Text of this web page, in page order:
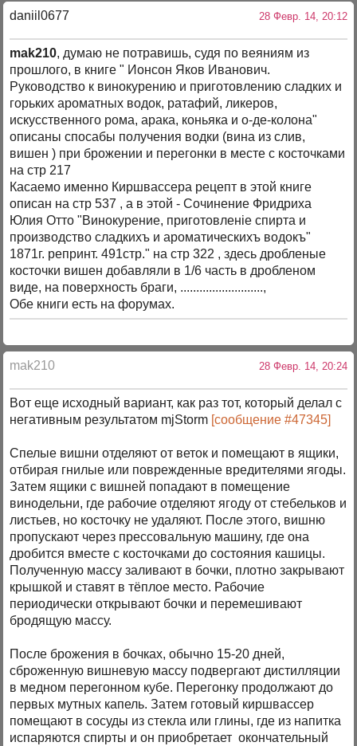
daniil0677 28 Февр. 14, 20:12
mak210, думаю не потравишь, судя по веяниям из
прошлого, в книге " Ионсон Яков Иванович.
Руководство к винокурению и приготовлению сладких и
горьких ароматных водок, ратафий, ликеров,
искусственного рома, арака, коньяка и о-де-колона"
описаны спосабы получения водки (вина из слив,
вишен ) при брожении и перегонки в месте с косточками
на стр 217
Касаемо именно Киршвассера рецепт в этой книге
описан на стр 537 , а в этой - Сочинение Фридриха
Юлия Отто "Винокурение, приготовленiе спирта и
производство сладкихъ и ароматическихъ водокъ"
1871г. репринт. 491стр." на стр 322 , здесь дробленые
косточки вишен добавляли в 1/6 часть в дробленом
виде, на поверхность браги, ..........................,
Обе книги есть на форумах.
mak210 28 Февр. 14, 20:24
Вот еще исходный вариант, как раз тот, который делал с
негативным результатом mjStоrm [сообщение #47345]
Спелые вишни отделяют от веток и помещают в ящики,
отбирая гнилые или поврежденные вредителями ягоды.
Затем ящики с вишней попадают в помещение
винодельни, где рабочие отделяют ягоду от стебельков и
листьев, но косточку не удаляют. После этого, вишню
пропускают через прессовальную машину, где она
дробится вместе с косточками до состояния кашицы.
Полученную массу заливают в бочки, плотно закрывают
крышкой и ставят в тёплое место. Рабочие
периодически открывают бочки и перемешивают
бродящую массу.
После брожения в бочках, обычно 15-20 дней,
сброженную вишневую массу подвергают дистилляции
в медном перегонном кубе. Перегонку продолжают до
первых мутных капель. Затем готовый киршвассер
помещают в сосуды из стекла или глины, где из напитка
испаряются спирты и он приобретает окончательный